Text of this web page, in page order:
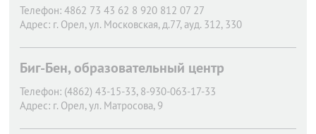
Телефон: 4862 73 43 62 8 920 812 07 27
Адрес: г. Орел, ул. Московская, д.77, ауд. 312, 330
Биг-Бен, образовательный центр
Телефон: (4862) 43-15-33, 8-930-063-17-33
Адрес: г. Орел, ул. Матросова, 9